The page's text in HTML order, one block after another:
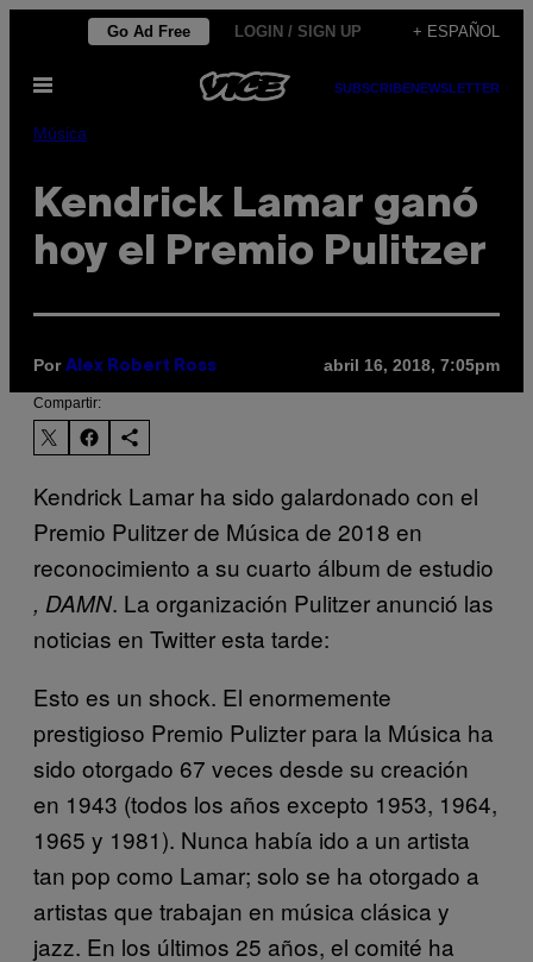
contenido
Go Ad Free LOGIN / SIGN UP + ESPAÑOL
Abrir
SUBSCRIBENEWSLETTER
Música
Kendrick Lamar ganó
hoy el Premio Pulitzer
Por Alex Robert Ross abril 16, 2018, 7:05pm
Compartir:
Kendrick Lamar ha sido galardonado con el
Premio Pulitzer de Música de 2018 en
reconocimiento a su cuarto álbum de estudio
, DAMN. La organización Pulitzer anunció las
noticias en Twitter esta tarde:
Esto es un shock. El enormemente
prestigioso Premio Pulizter para la Música ha
sido otorgado 67 veces desde su creación
en 1943 (todos los años excepto 1953, 1964,
1965 y 1981). Nunca había ido a un artista
tan pop como Lamar; solo se ha otorgado a
artistas que trabajan en música clásica y
jazz. En los últimos 25 años, el comité ha